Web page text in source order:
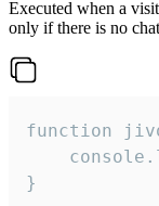
Executed when a
only if there is no
function
}